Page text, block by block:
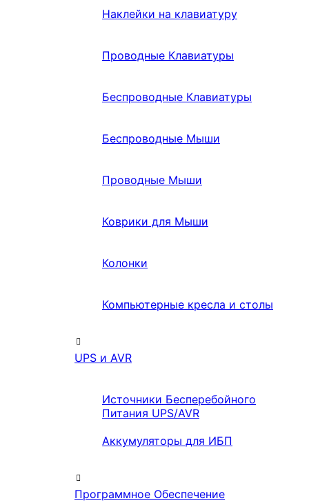
Наклейки на клавиатуру
Проводные Клавиатуры
Беспроводные Клавиатуры
Беспроводные Мыши
Проводные Мыши
Коврики для Мыши
Колонки
Компьютерные кресла и столы
UPS и AVR
Источники Бесперебойного
Питания UPS/AVR
Аккумуляторы для ИБП
Программное Обеспечение